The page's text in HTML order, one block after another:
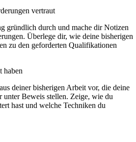
vertraut
gründlich durch und mache dir Notizen
Überlege dir, wie deine bisherigen
zu den geforderten Qualifikationen
haben
deiner bisherigen Arbeit vor, die deine
unter Beweis stellen. Zeige, wie du
hast und welche Techniken du